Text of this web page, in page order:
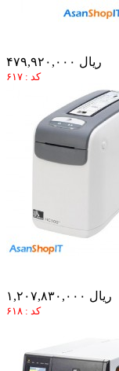
۴۷۹,۹۲۰,۰۰۰ ریال
کد : ۶۱۷
۱,۲۰۷,۸۳۰,۰۰۰ ریال
کد : ۶۱۸